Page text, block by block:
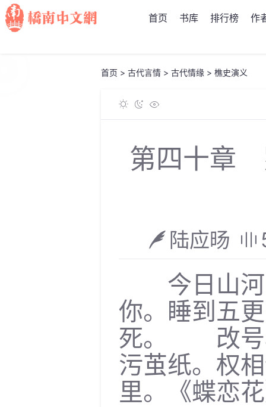
首页 书库 排行榜 作
首页 > 古代言情 > 古代情缘 > 樵史演义
第四十章
陆应旸
今日山河
你。睡到五
死。 改号
污茧纸。权
里。《蝶恋